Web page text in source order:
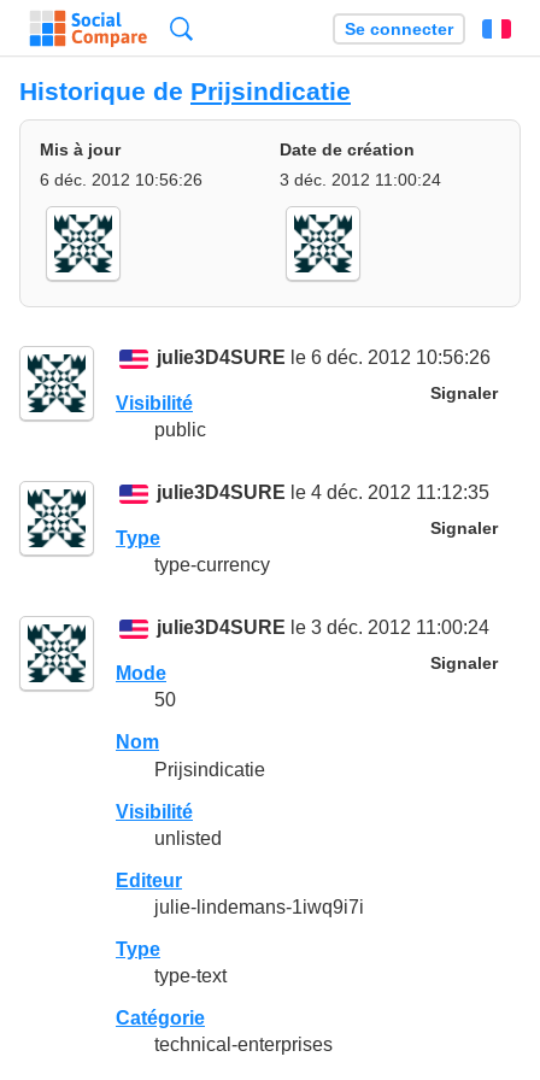
Se connecter
Historique de Prijsindicatie
Mis à jour
6 déc. 2012 10:56:26
Date de création
3 déc. 2012 11:00:24
julie3D4SURE le 6 déc. 2012 10:56:26
Signaler
Visibilité
public
julie3D4SURE le 4 déc. 2012 11:12:35
Signaler
Type
type-currency
julie3D4SURE le 3 déc. 2012 11:00:24
Signaler
Mode
50
Nom
Prijsindicatie
Visibilité
unlisted
Editeur
julie-lindemans-1iwq9i7i
Type
type-text
Catégorie
technical-enterprises